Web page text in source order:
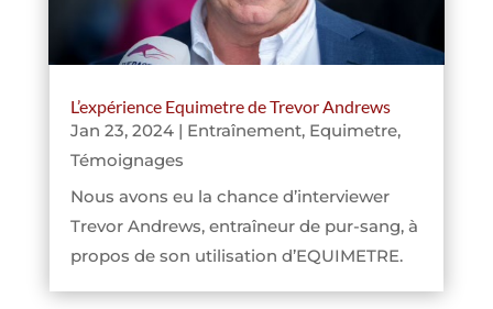
L’expérience Equimetre de Trevor Andrews
Jan 23, 2024| Entraînement, Equimetre,
Témoignages
Nous avons eu la chance d’interviewer
Trevor Andrews, entraîneur de pur-sang, à
propos de son utilisation d’EQUIMETRE.